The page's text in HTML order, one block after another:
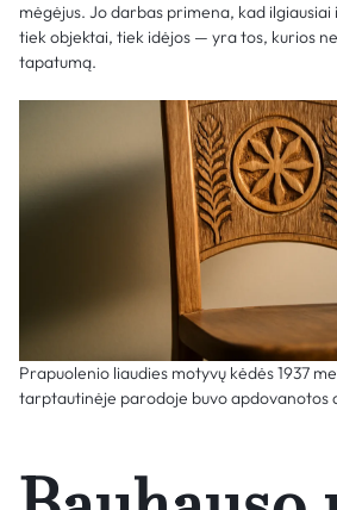
mėgėjus. Jo darbas primena, kad
tiek objektai, tiek idėjos — yra tos, kurios
tapatumą.
Prapuolenio liaudies motyvų kėdės 1937
tarptautinėje parodoje buvo apdovanotos